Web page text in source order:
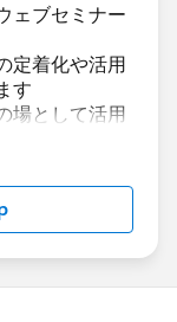
ェブセミナー
定着化や活用
す
場として活用
する総合コミ
pardot